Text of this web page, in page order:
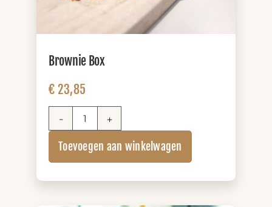
Brownie Box
€ 23,85
Brownie
aantal
Toevoegen aan winkelwagen